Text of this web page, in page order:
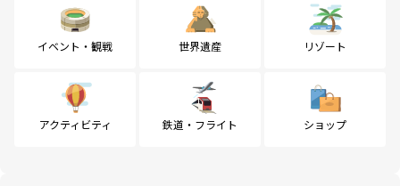
イベント・観戦 世界遺産 リゾート
アクティビティ 鉄道・フライト ショップ